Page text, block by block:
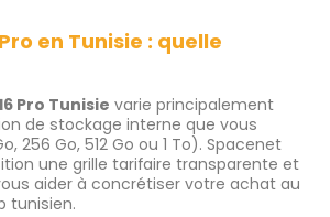
en Tunisie : quelle
Pro Tunisie varie principalement
de stockage interne que vous
256 Go, 512 Go ou 1 To). Spacenet
une grille tarifaire transparente et
aider à concrétiser votre achat au
tunisien.